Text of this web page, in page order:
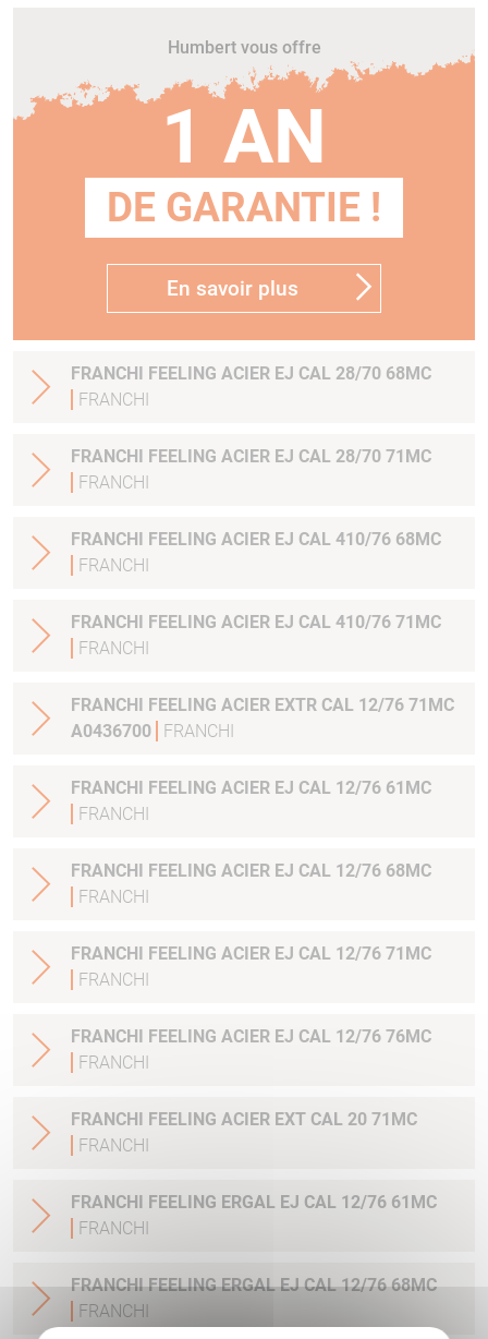
Humbert vous offre
1 AN
DE GARANTIE !
En savoir plus
FRANCHI FEELING ACIER EJ CAL 28/70 68MC
FRANCHI
FRANCHI FEELING ACIER EJ CAL 28/70 71MC
FRANCHI
FRANCHI FEELING ACIER EJ CAL 410/76 68MC
FRANCHI
FRANCHI FEELING ACIER EJ CAL 410/76 71MC
FRANCHI
FRANCHI FEELING ACIER EXTR CAL 12/76 71MC
A0436700
FRANCHI
FRANCHI FEELING ACIER EJ CAL 12/76 61MC
FRANCHI
FRANCHI FEELING ACIER EJ CAL 12/76 68MC
FRANCHI
FRANCHI FEELING ACIER EJ CAL 12/76 71MC
FRANCHI
FRANCHI FEELING ACIER EJ CAL 12/76 76MC
FRANCHI
FRANCHI FEELING ACIER EXT CAL 20 71MC
FRANCHI
FRANCHI FEELING ERGAL EJ CAL 12/76 61MC
FRANCHI
FRANCHI FEELING ERGAL EJ CAL 12/76 68MC
FRANCHI